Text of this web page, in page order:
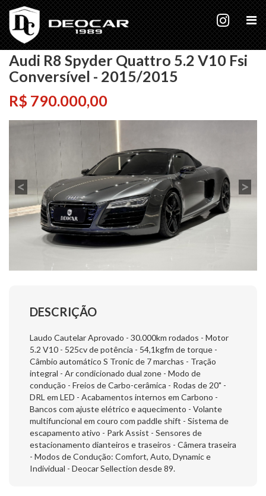
Audi R8 Spyder Quattro 5.2 V10 Fsi
Conversível - 2015/2015
R$ 790.000,00
< >
DESCRIÇÃO
Laudo Cautelar Aprovado - 30.000km rodados - Motor
5.2 V10 - 525cv de potência - 54,1kgfm de torque -
Câmbio automático S Tronic de 7 marchas - Tração
integral - Ar condicionado dual zone - Modo de
condução - Freios de Carbo-cerâmica - Rodas de 20" -
DRL em LED - Acabamentos internos em Carbono -
Bancos com ajuste elétrico e aquecimento - Volante
multifuncional em couro com paddle shift - Sistema de
escapamento ativo - Park Assist - Sensores de
estacionamento dianteiros e traseiros - Câmera traseira
- Modos de Condução: Comfort, Auto, Dynamic e
Individual - Deocar Sellection desde 89.